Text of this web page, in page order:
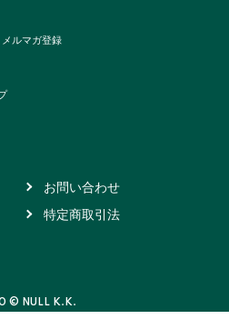
メルマガ登録
お問い合わせ
特定商取引法
© NULL K.K.